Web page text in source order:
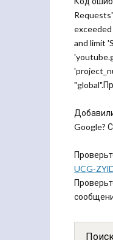
and limit
Google?
UCG-